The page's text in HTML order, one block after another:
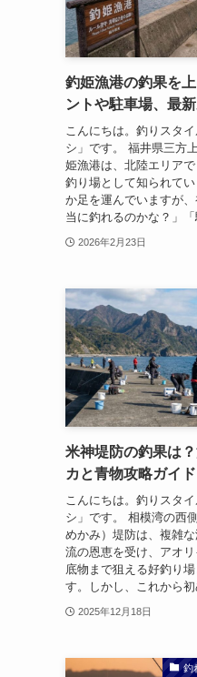
釣姫漁港の釣果を
ントや駐車場、最
こんにちは。釣りスタ
シ」です。 福井県三方
姫漁港は、北陸エリア
釣り場として知られて
か足を運んでいますが
当に釣れるのかな？」「
2026年2月23日
米神堤防の釣果は
カと青物攻略ガイド
こんにちは。釣りスタ
シ」です。 相模湾の西
めかみ）堤防は、複雑
流の恩恵を受け、アオ
底物まで狙える好釣り
す。しかし、これから初
2025年12月18日
釣